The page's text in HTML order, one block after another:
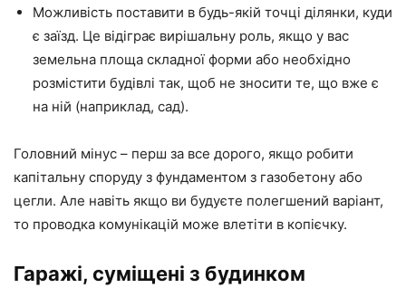
Можливість поставити в будь-якій точці ділянки, куди
є заїзд. Це відіграє вирішальну роль, якщо у вас
земельна площа складної форми або необхідно
розмістити будівлі так, щоб не зносити те, що вже є
на ній (наприклад, сад).
Головний мінус – перш за все дорого, якщо робити
капітальну споруду з фундаментом з газобетону або
цегли. Але навіть якщо ви будуєте полегшений варіант,
то проводка комунікацій може влетіти в копієчку.
Гаражі, суміщені з будинком